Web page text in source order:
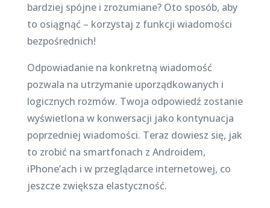
bardziej spójne i zrozumiane? Oto sposób, aby
to osiągnąć – korzystaj z funkcji wiadomości
bezpośrednich!
Odpowiadanie na konkretną wiadomość
pozwala na utrzymanie uporządkowanych i
logicznych rozmów. Twoja odpowiedź zostanie
wyświetlona w konwersacji jako kontynuacja
poprzedniej wiadomości. Teraz dowiesz się, jak
to zrobić na smartfonach z Androidem,
iPhone’ach i w przeglądarce internetowej, co
jeszcze zwiększa elastyczność.